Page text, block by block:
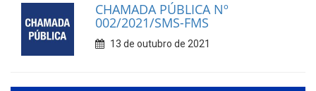
CHAMADA PÚBLICA Nº
002/2021/SMS-FMS
13 de outubro de 2021